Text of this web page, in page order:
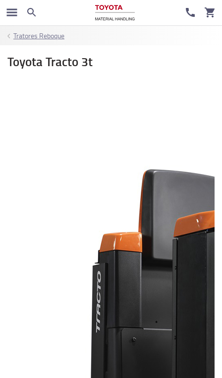
Tratores Reboque
Toyota Tracto 3t